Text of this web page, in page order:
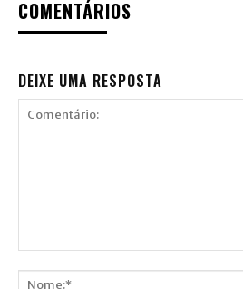
COMENTÁRIOS
DEIXE UMA RESPOSTA